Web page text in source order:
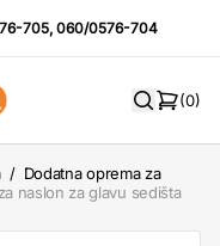
705,060/0576-704
(0)
/ Dodatna oprema za
naslon za glavu sedišta